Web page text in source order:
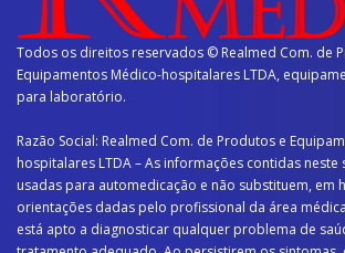
Todos os direitos reservados © Realmed Com. de
Equipamentos Médico-hospitalares LTDA,
para laboratório.
Razão Social: Realmed Com. de Produtos e
hospitalares LTDA – As informações contidas neste
usadas para automedicação e não substituem, em
orientações dadas pelo profissional da área
está apto a diagnosticar qualquer problema de